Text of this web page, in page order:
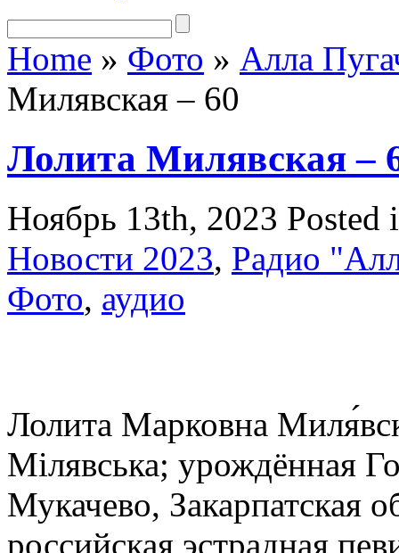
Home » Фото » Алла
Милявская – 60
Лолита Милявская –
Ноябрь 13th, 2023 Posted
Новости 2023, Радио
Фото, аудио
Лолита Марковна
Мілявська; урождённая
Мукачево, Закарпатская
российская эстрадная